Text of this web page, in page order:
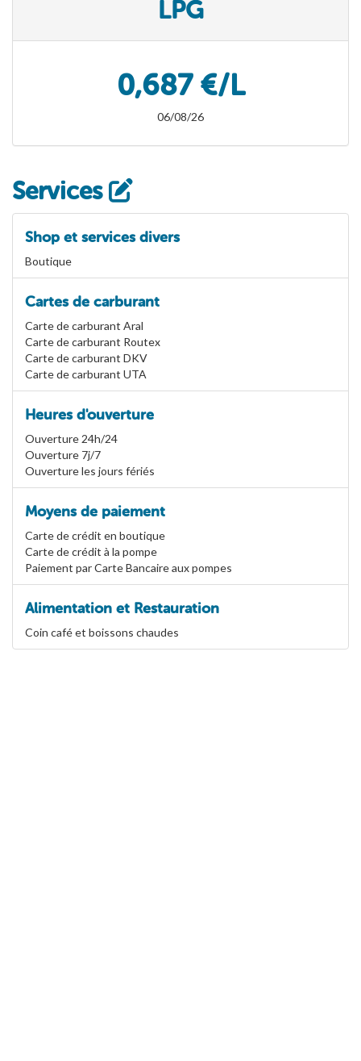
LPG
0,687 €/L
06/08/26
Services
Shop et services divers
Boutique
Cartes de carburant
Carte de carburant Aral
Carte de carburant Routex
Carte de carburant DKV
Carte de carburant UTA
Heures d'ouverture
Ouverture 24h/24
Ouverture 7j/7
Ouverture les jours fériés
Moyens de paiement
Carte de crédit en boutique
Carte de crédit à la pompe
Paiement par Carte Bancaire aux pompes
Alimentation et Restauration
Coin café et boissons chaudes